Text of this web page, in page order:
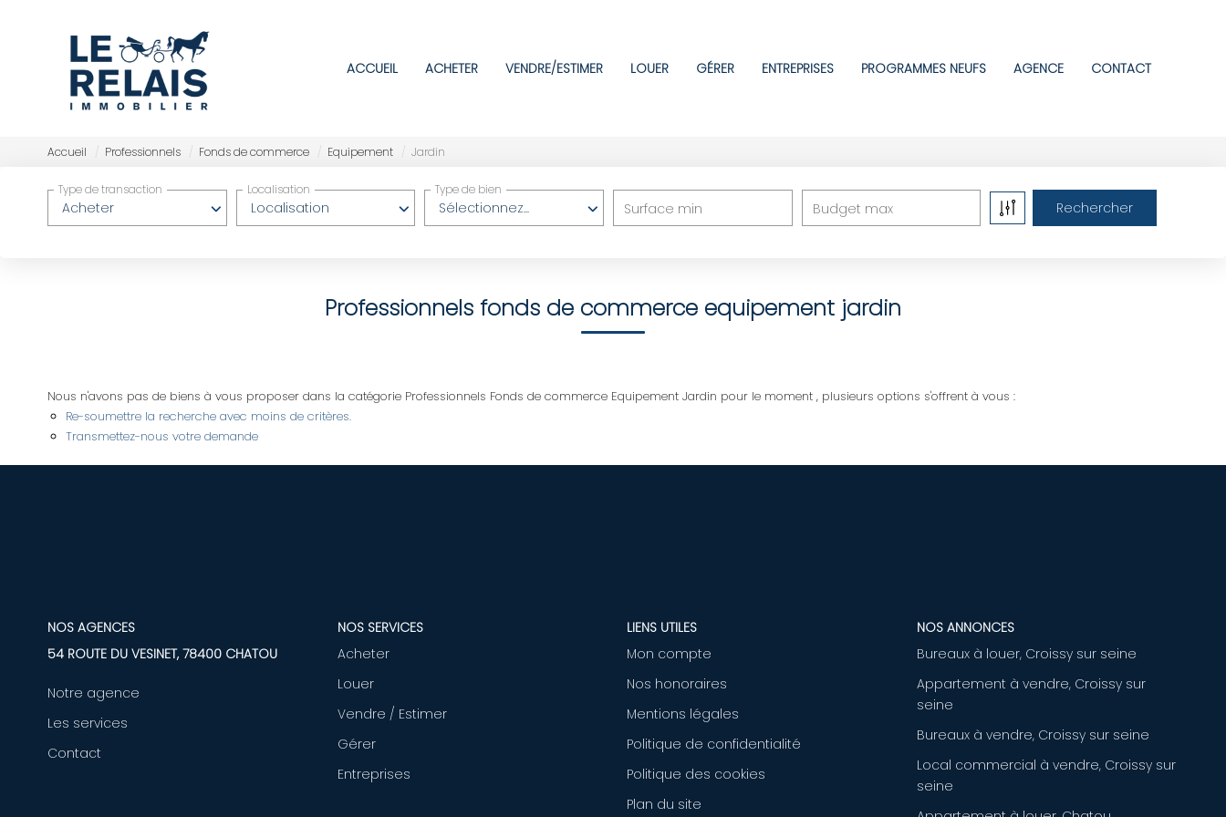
ACCUEIL ACHETER VENDRE/ESTIMER LOUER GÉRER ENTREPRISES PROGRAMMES NEUFS AGENCE CONTACT
Accueil Professionnels Fonds de commerce Equipement Jardin
Acheter
Type de transaction
Localisation
Localisation
Sélectionnez...
Type de bien
Surface min Budget max
Professionnels fonds de commerce equipement jardin
Nous n'avons pas de biens à vous proposer dans la catégorie Professionnels Fonds de commerce Equipement Jardin pour le moment , plusieurs options s'offrent à vous :
Re-soumettre la recherche avec moins de critères.
Transmettez-nous votre demande
NOS AGENCES
54 ROUTE DU VESINET, 78400 CHATOU
Notre agence
Les services
Contact
NOS SERVICES
Acheter
Louer
Vendre / Estimer
Gérer
Entreprises
LIENS UTILES
Mon compte
Nos honoraires
Mentions légales
Politique de confidentialité
Politique des cookies
Plan du site
NOS ANNONCES
Bureaux à louer, Croissy sur seine
Appartement à vendre, Croissy sur
seine
Bureaux à vendre, Croissy sur seine
Local commercial à vendre, Croissy sur
seine